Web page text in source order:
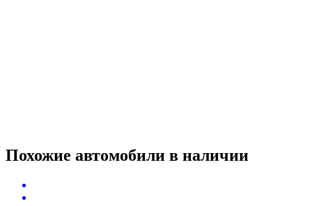
Похожие автомобили в наличии